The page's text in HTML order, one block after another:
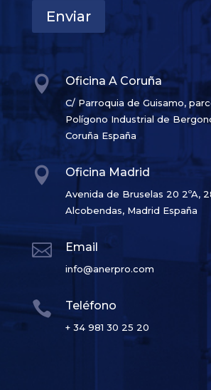
Enviar
 Oficina A Coruña
C/ Parroquia de Guisamo,
Polígono Industrial de
Coruña España
 Oficina Madrid
Avenida de Bruselas 20 2ºA,
Alcobendas, Madrid España
 Email
info@anerpro.com
 Teléfono
+ 34 981 30 25 20